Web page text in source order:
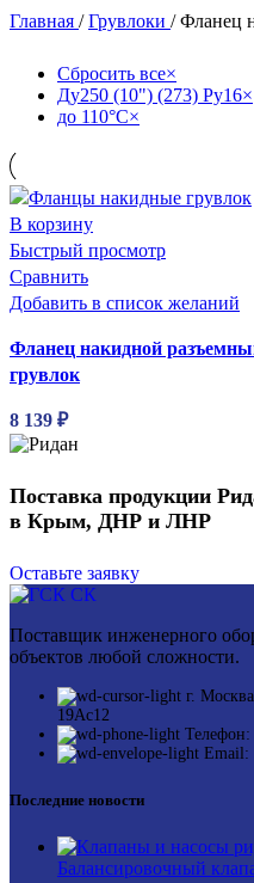
Главная / Грувлоки / Фланец
Сбросить все×
Ду250 (10") (273) Ру16×
до 110°С×
В корзину
Быстрый просмотр
Сравнить
Добавить в список желаний
Фланец накидной
грувлок
8 139 ₽
Поставка продукции
в Крым, ДНР и ЛНР
Оставьте заявку
Поставщик инженерного
объектов любой сложности.
г.
19Ас12
Телефон:
Email:
Последние новости
Балансировочный